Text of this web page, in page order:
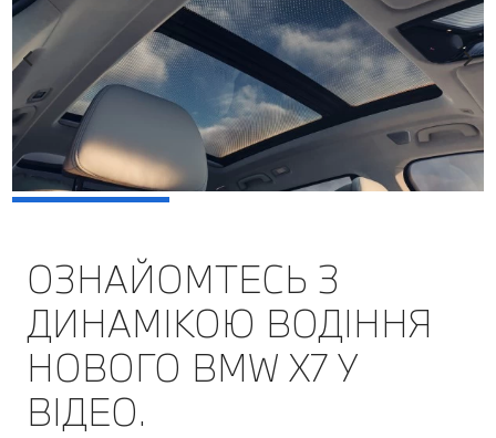
ОЗНАЙОМТЕСЬ З
ДИНАМІКОЮ ВОДІННЯ
НОВОГО BMW Х7 У
ВІДЕО.